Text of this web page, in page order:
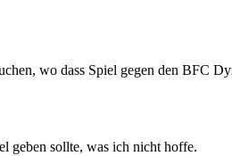
wo dass Spiel gegen den BFC
geben sollte, was ich nicht hoffe.